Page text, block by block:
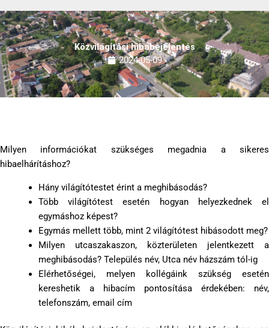
Közvilágítási hibabejelentés
2024-05-09
Milyen információkat szükséges megadnia a sikeres
hibaelhárításhoz?
Hány világítótestet érint a meghibásodás?
Több világítótest esetén hogyan helyezkednek el
egymáshoz képest?
Egymás mellett több, mint 2 világítótest hibásodott meg?
Milyen utcaszakaszon, közterületen jelentkezett a
meghibásodás? Település név, Utca név házszám tól-ig
Elérhetőségei, melyen kollégáink szükség esetén
kereshetik a hibacím pontosítása érdekében: név,
telefonszám, email cím